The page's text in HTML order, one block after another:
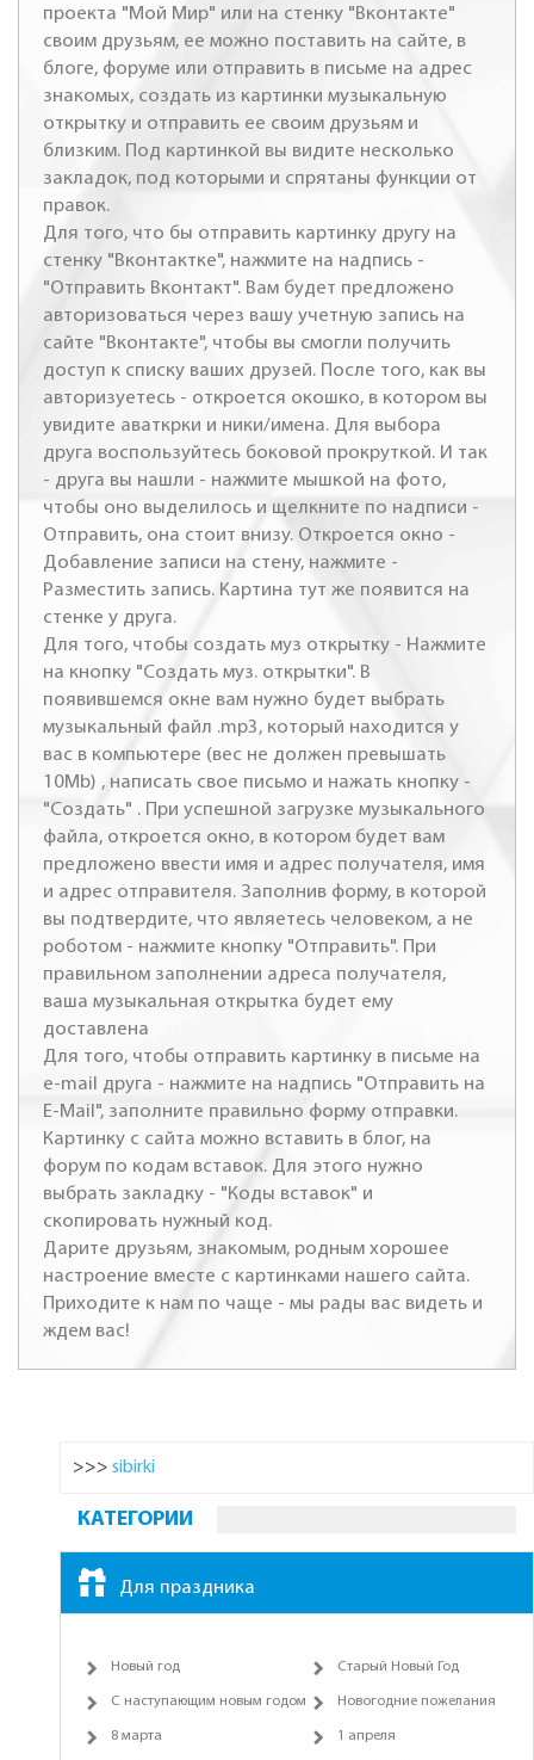
проекта "Мой Мир" или на стенку "Вконтакте"
своим друзьям, ее можно поставить на сайте, в
блоге, форуме или отправить в письме на адрес
знакомых, создать из картинки музыкальную
открытку и отправить ее своим друзьям и
близким. Под картинкой вы видите несколько
закладок, под которыми и спрятаны функции от
правок.
Для того, что бы отправить картинку другу на
стенку "Вконтактке", нажмите на надпись -
"Отправить Вконтакт". Вам будет предложено
авторизоваться через вашу учетную запись на
сайте "Вконтакте", чтобы вы смогли получить
доступ к списку ваших друзей. После того, как вы
авторизуетесь - откроется окошко, в котором вы
увидите аваткрки и ники/имена. Для выбора
друга воспользуйтесь боковой прокруткой. И так
- друга вы нашли - нажмите мышкой на фото,
чтобы оно выделилось и щелкните по надписи -
Отправить, она стоит внизу. Откроется окно -
Добавление записи на стену, нажмите -
Разместить запись. Картина тут же появится на
стенке у друга.
Для того, чтобы создать муз открытку - Нажмите
на кнопку "Создать муз. открытки". В
появившемся окне вам нужно будет выбрать
музыкальный файл .mp3, который находится у
вас в компьютере (вес не должен превышать
10Mb) , написать свое письмо и нажать кнопку -
"Создать" . При успешной загрузке музыкального
файла, откроется окно, в котором будет вам
предложено ввести имя и адрес получателя, имя
и адрес отправителя. Заполнив форму, в которой
вы подтвердите, что являетесь человеком, а не
роботом - нажмите кнопку "Отправить". При
правильном заполнении адреса получателя,
ваша музыкальная открытка будет ему
доставлена
Для того, чтобы отправить картинку в письме на
e-mail друга - нажмите на надпись "Отправить на
E-Mail", заполните правильно форму отправки.
Картинку с сайта можно вставить в блог, на
форум по кодам вставок. Для этого нужно
выбрать закладку - "Коды вставок" и
скопировать нужный код.
Дарите друзьям, знакомым, родным хорошее
настроение вместе с картинками нашего сайта.
Приходите к нам по чаще - мы рады вас видеть и
ждем вас!
>>> sibirki
КАТЕГОРИИ
Для праздника
Новый год Старый Новый Год
С наступающим новым годом Новогодние пожелания
8 марта 1 апреля